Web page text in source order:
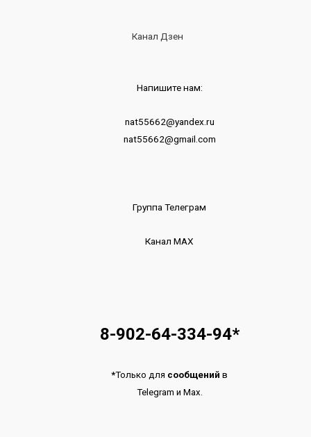
Канал Дзен
Напишите нам:
nat55662@yandex.ru
nat55662@gmail.com
Группа Телеграм
Канал МАХ
8-902-64-334-94*
*Только для сообщений в
Telegram и Max.